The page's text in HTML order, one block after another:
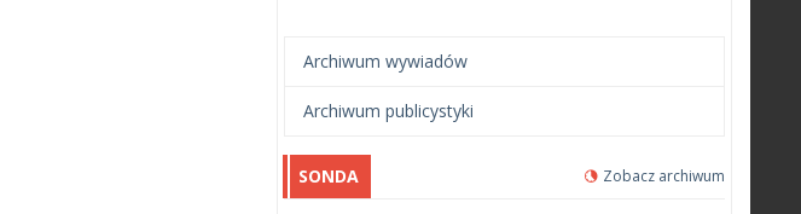
Archiwum wywiadów
Archiwum publicystyki
SONDA Zobacz archiwum